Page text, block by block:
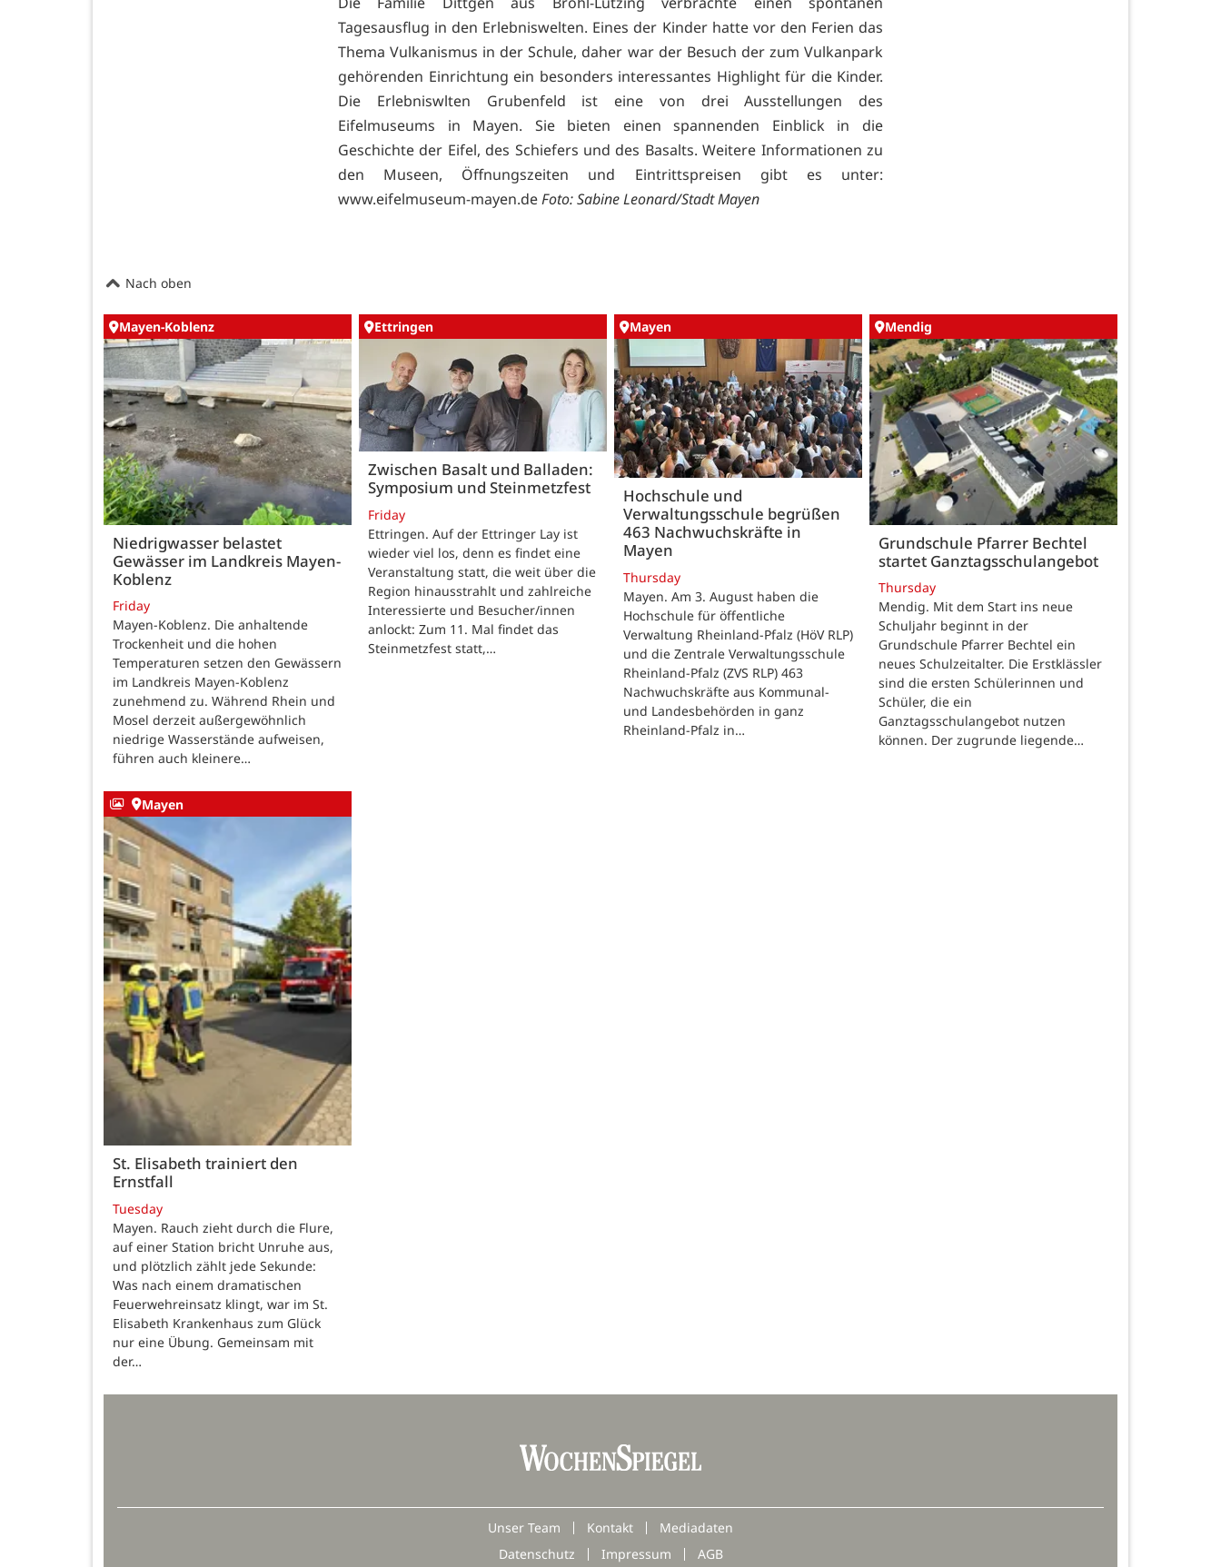
Tagesausflug in den Erlebniswelten. Eines der Kinder hatte vor den Ferien das
Thema Vulkanismus in der Schule, daher war der Besuch der zum Vulkanpark
gehörenden Einrichtung ein besonders interessantes Highlight für die Kinder.
Die Erlebniswlten Grubenfeld ist eine von drei Ausstellungen des
Eifelmuseums in Mayen. Sie bieten einen spannenden Einblick in die
Geschichte der Eifel, des Schiefers und des Basalts. Weitere Informationen zu
den Museen, Öffnungszeiten und Eintrittspreisen gibt es unter:
www.eifelmuseum-mayen.deFoto: Sabine Leonard/Stadt Mayen
Nach oben
Mayen-Koblenz
Niedrigwasser belastet
Gewässer im Landkreis Mayen-
Koblenz
Friday
Mayen-Koblenz. Die anhaltende
Trockenheit und die hohen
Temperaturen setzen den Gewässern
im Landkreis Mayen-Koblenz
zunehmend zu. Während Rhein und
Mosel derzeit außergewöhnlich
niedrige Wasserstände aufweisen,
führen auch kleinere…
Ettringen
Zwischen Basalt und Balladen:
Symposium und Steinmetzfest
Friday
Ettringen. Auf der Ettringer Lay ist
wieder viel los, denn es findet eine
Veranstaltung statt, die weit über die
Region hinausstrahlt und zahlreiche
Interessierte und Besucher/innen
anlockt: Zum 11. Mal findet das
Steinmetzfest statt,…
Mayen
Hochschule und
Verwaltungsschule begrüßen
463 Nachwuchskräfte in
Mayen
Thursday
Mayen. Am 3. August haben die
Hochschule für öffentliche
Verwaltung Rheinland-Pfalz (HöV RLP)
und die Zentrale Verwaltungsschule
Rheinland-Pfalz (ZVS RLP) 463
Nachwuchskräfte aus Kommunal-
und Landesbehörden in ganz
Rheinland-Pfalz in…
Mendig
Grundschule Pfarrer Bechtel
startet Ganztagsschulangebot
Thursday
Mendig. Mit dem Start ins neue
Schuljahr beginnt in der
Grundschule Pfarrer Bechtel ein
neues Schulzeitalter. Die Erstklässler
sind die ersten Schülerinnen und
Schüler, die ein
Ganztagsschulangebot nutzen
können. Der zugrunde liegende…
Mayen
St. Elisabeth trainiert den
Ernstfall
Tuesday
Mayen. Rauch zieht durch die Flure,
auf einer Station bricht Unruhe aus,
und plötzlich zählt jede Sekunde:
Was nach einem dramatischen
Feuerwehreinsatz klingt, war im St.
Elisabeth Krankenhaus zum Glück
nur eine Übung. Gemeinsam mit
der…
Unser Team Kontakt
Mediadaten
Datenschutz
Impressum AGB